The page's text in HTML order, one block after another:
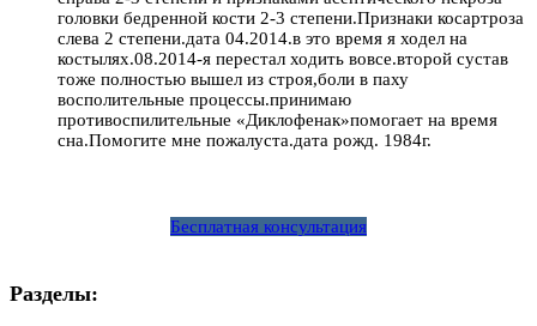
головки бедренной кости 2-3 степени.Признаки косартроза
слева 2 степени.дата 04.2014.в это время я ходел на
костылях.08.2014-я перестал ходить вовсе.второй сустав
тоже полностью вышел из строя,боли в паху
восполительные процессы.принимаю
противоспилительные «Диклофенак»помогает на время
сна.Помогите мне пожалуста.дата рожд. 1984г.
Бесплатная консультация
Разделы: